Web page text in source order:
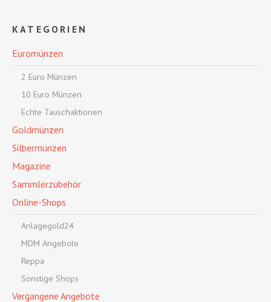
KATEGORIEN
Euromünzen
2 Euro Münzen
10 Euro Münzen
Echte Tauschaktionen
Goldmünzen
Silbermünzen
Magazine
Sammlerzubehör
Online-Shops
Anlagegold24
MDM Angebote
Reppa
Sonstige Shops
Vergangene Angebote